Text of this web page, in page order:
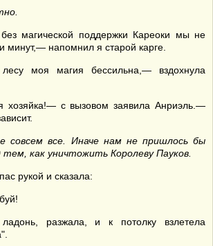
магической поддержки Кареоки мы не
минут,— напомнил я старой карге.
моя магия бессильна,— вздохнула
с вызовом заявила Анриэль.—
совсем все. Иначе нам не пришлось бы
тем, как уничтожить Королеву Пауков
рукой и сказала:
разжала, и к потолку взлетела